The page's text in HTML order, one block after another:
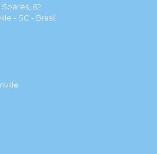
62
- SC - Brasil